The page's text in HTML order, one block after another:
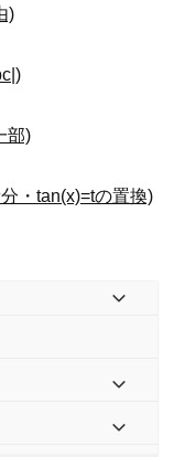
)
部)
・tan(x)=tの置換)